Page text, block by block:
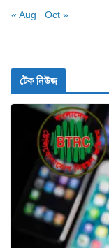
« Aug Oct »
টেক নিউজ